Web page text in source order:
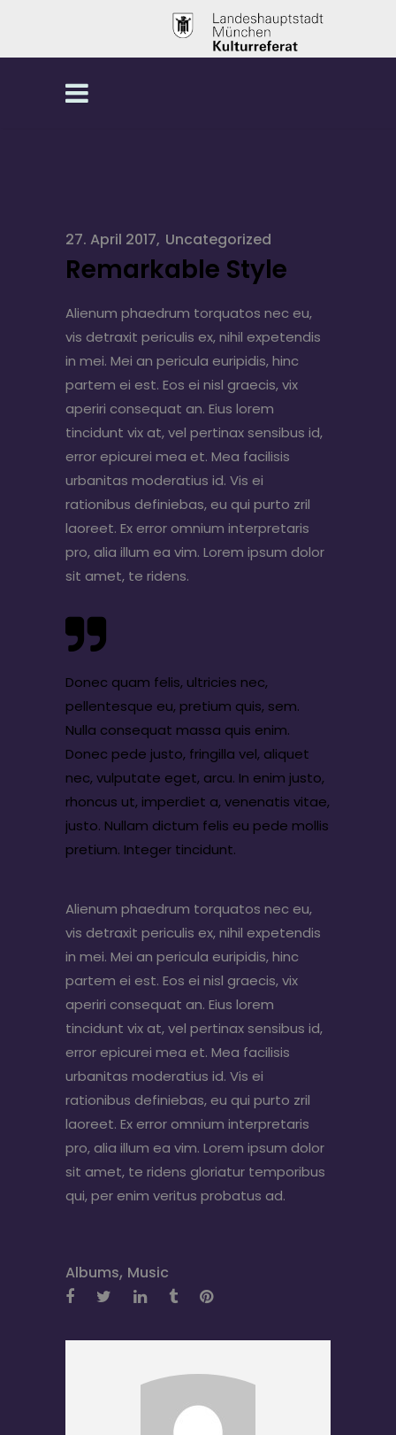
27. April 2017 Uncategorized
Remarkable Style
Alienum phaedrum torquatos nec eu,
vis detraxit periculis ex, nihil expetendis
in mei. Mei an pericula euripidis, hinc
partem ei est. Eos ei nisl graecis, vix
aperiri consequat an. Eius lorem
tincidunt vix at, vel pertinax sensibus id,
error epicurei mea et. Mea facilisis
urbanitas moderatius id. Vis ei
rationibus definiebas, eu qui purto zril
laoreet. Ex error omnium interpretaris
pro, alia illum ea vim. Lorem ipsum dolor
sit amet, te ridens.
Donec quam felis, ultricies nec,
pellentesque eu, pretium quis, sem.
Nulla consequat massa quis enim.
Donec pede justo, fringilla vel, aliquet
nec, vulputate eget, arcu. In enim justo,
rhoncus ut, imperdiet a, venenatis vitae,
justo. Nullam dictum felis eu pede mollis
pretium. Integer tincidunt.
Alienum phaedrum torquatos nec eu,
vis detraxit periculis ex, nihil expetendis
in mei. Mei an pericula euripidis, hinc
partem ei est. Eos ei nisl graecis, vix
aperiri consequat an. Eius lorem
tincidunt vix at, vel pertinax sensibus id,
error epicurei mea et. Mea facilisis
urbanitas moderatius id. Vis ei
rationibus definiebas, eu qui purto zril
laoreet. Ex error omnium interpretaris
pro, alia illum ea vim. Lorem ipsum dolor
sit amet, te ridens gloriatur temporibus
qui, per enim veritus probatus ad.
Albums, Music